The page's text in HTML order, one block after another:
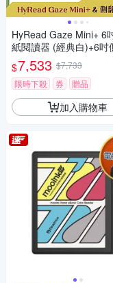
HyRead Gaze Mini+ 6
紙閱讀器 (經典白)+6吋
護殼
$7,533 $7,733
限時下殺
券 贈品
加入購物車